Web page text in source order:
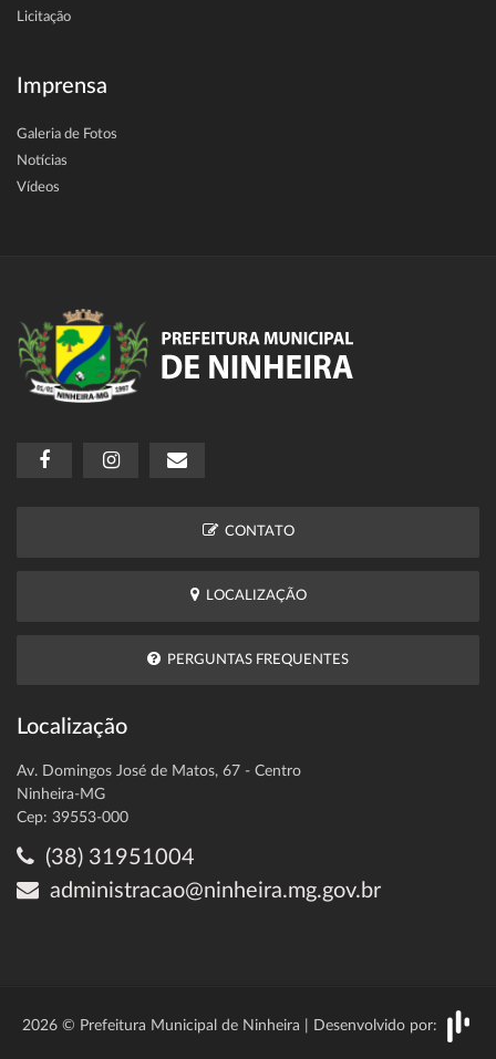
Licitação
Imprensa
Galeria de Fotos
Notícias
Vídeos
CONTATO
LOCALIZAÇÃO
PERGUNTAS FREQUENTES
Localização
Av. Domingos José de Matos, 67 - Centro
Ninheira-MG
Cep: 39553-000
(38) 31951004
administracao@ninheira.mg.gov.br
2026 © Prefeitura Municipal de Ninheira | Desenvolvido por: